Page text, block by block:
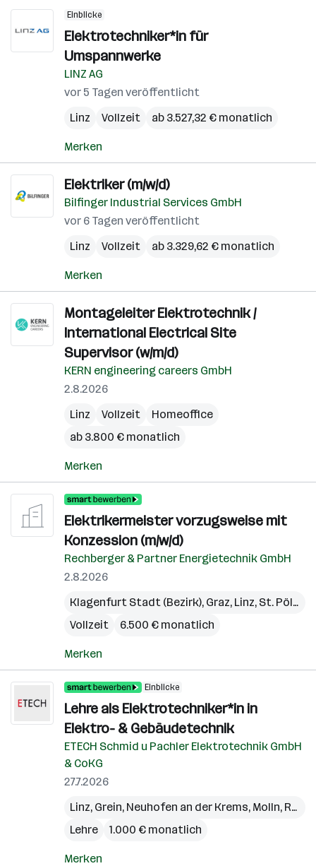
Einblicke
Elektrotechniker*in für
Umspannwerke
LINZ AG
vor 5 Tagen veröffentlicht
Linz
Vollzeit ab 3.527,32 € monatlich
Merken
Elektriker (m/w/d)
Bilfinger Industrial Services GmbH
vor 6 Tagen veröffentlicht
Linz
Vollzeit ab 3.329,62 € monatlich
Merken
Montageleiter Elektrotechnik /
International Electrical Site
Supervisor (w/m/d)
KERN engineering careers GmbH
2.8.2026
Linz
Vollzeit
Homeoffice
ab 3.800 € monatlich
Merken
Elektrikermeister vorzugsweise mit
Konzession (m/w/d)
Rechberger & Partner Energietechnik GmbH
2.8.2026
Klagenfurt Stadt (Bezirk), Graz, Linz, St. Pölten
Vollzeit
6.500 € monatlich
Merken
Einblicke
Lehre als Elektrotechniker*in in
Elektro- & Gebäudetechnik
ETECH Schmid u Pachler Elektrotechnik GmbH
& CoKG
27.7.2026
Linz, Grein, Neuhofen an der Krems, Molln, Rohrbach (Bezirk)
Lehre
1.000 € monatlich
Merken